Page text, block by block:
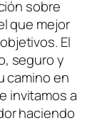
sobre
que mejor
El
seguro y
camino en
invitamos a
haciendo